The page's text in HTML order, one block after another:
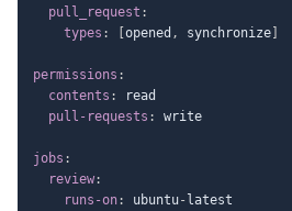
pull_request :
types : opened , synchronize
permissions :
contents :
read
pull-requests : write
jobs :
review:
runs-on: ubuntu- latest